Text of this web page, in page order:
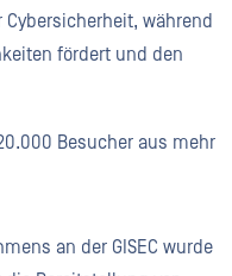
während
fördert und den
Besucher aus mehr
an der GISEC wurde